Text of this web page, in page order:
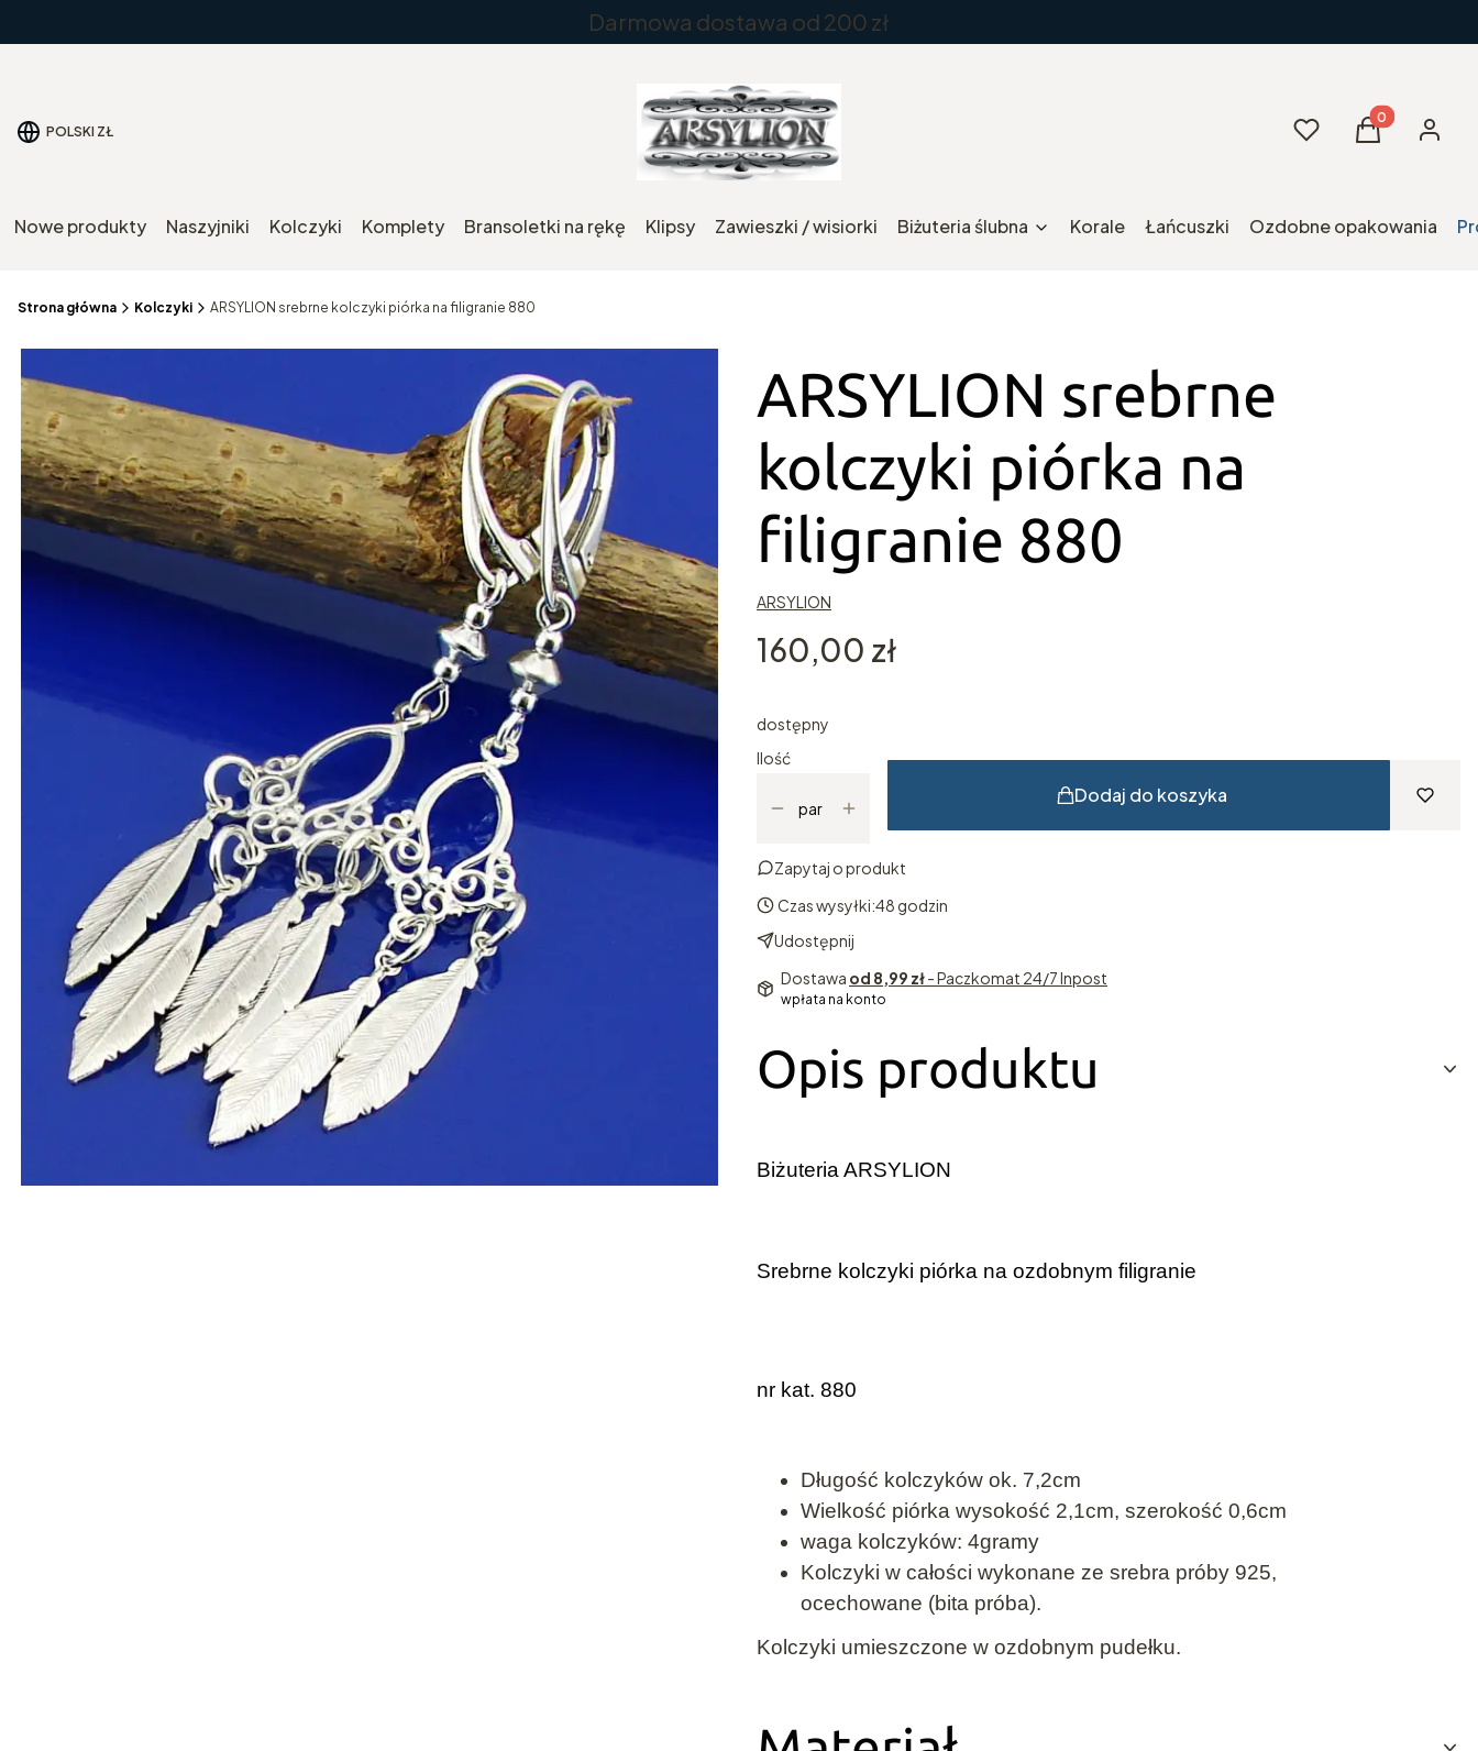
Darmowa dostawa od 200 zł
POLSKI ZŁ UlubioneProdukty w
Koszyk
Nowe produkty Naszyjniki Kolczyki Komplety Bransoletki na rękę Klipsy Zawieszki / wisiorki Biżuteria ślubna Korale Łańcuszki Ozdobne opakowania
Strona główna Kolczyki ARSYLION srebrne kolczyki piórka na filigranie 880
ARSYLION srebrne
kolczyki piórka na
filigranie 880
ARSYLION
Cena
160,00 zł
dostępny
Ilość
par
Dodaj do koszyka
Zapytaj o produkt
Czas wysyłki:48 godzin
Udostępnij
Dostawa od 8,99 zł- Paczkomat 24/7 Inpost
wpłata na konto
Opis produktu
Biżuteria ARSYLION
Srebrne kolczyki piórka na ozdobnym filigranie
nr kat. 880
Długość kolczyków ok. 7,2cm
Wielkość piórka wysokość 2,1cm, szerokość 0,6cm
waga kolczyków: 4gramy
Kolczyki w całości wykonane ze srebra próby 925,
ocechowane (bita próba).
Kolczyki umieszczone w ozdobnym pudełku.